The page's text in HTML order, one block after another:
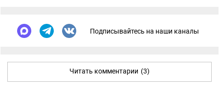
Подписывайтесь на наши каналы
Читать комментарии (3)